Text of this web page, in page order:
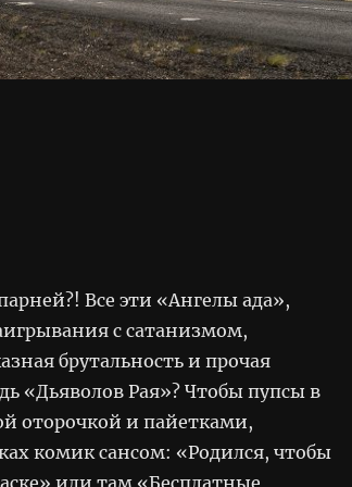
Все эти «Ангелы ада»,
с сатанизмом,
брутальность и прочая
«Дьяволов Рая»? Чтобы пупсы в
оторочкой и пайетками,
комик сансом: «Родился, чтобы
или там «Бесплатные